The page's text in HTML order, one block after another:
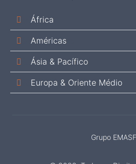
África
Américas
Ásia & Pacífico
Europa & Oriente Médio
Grupo